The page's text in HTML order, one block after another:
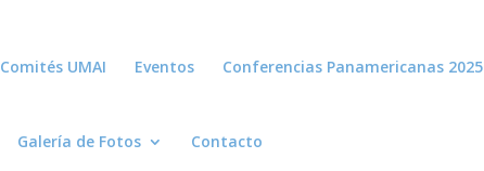
Comités UMAI Eventos Conferencias Panamericanas 2025
Galería de Fotos Contacto